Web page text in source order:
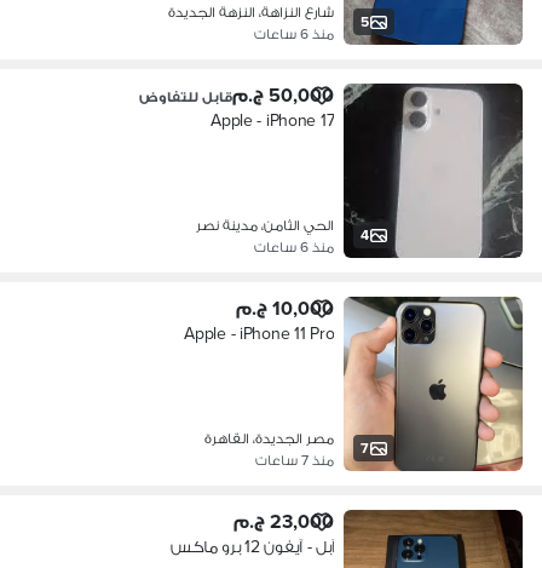
5
شارع النزاهة، النزهة الجديدة
منذ 6 ساعات
4
50,000 ج.م قابل للتفاوض
Apple - iPhone 17
الحي الثامن، مدينة نصر
منذ 6 ساعات
7
10,000 ج.م
Apple - iPhone 11 Pro
مصر الجديدة، القاهرة
منذ 7 ساعات
23,000 ج.م
آبل - آيفون 12 برو ماكس